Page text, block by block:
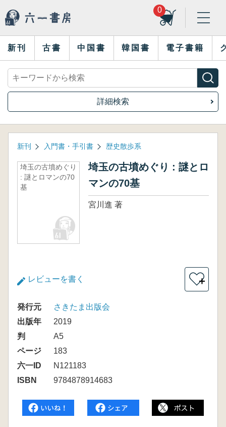
0
新刊 古書 中国書 韓国書 電子書籍
詳細検索
新刊 入門書・手引書 歴史散歩系
埼玉の古墳めぐり
: 謎とロマンの70
基
埼玉の古墳めぐり : 謎とロ
マンの70基
宮川進 著
レビューを書く ＋
発行元
さきたま出版会
出版年
2019
判
A5
ページ
183
六一ID
N121183
ISBN
9784878914683